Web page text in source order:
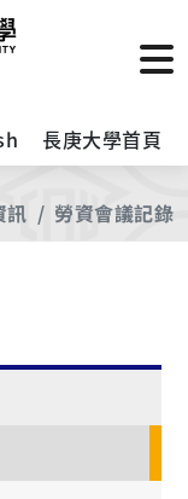
長庚大學首頁
訊 勞資會議記錄